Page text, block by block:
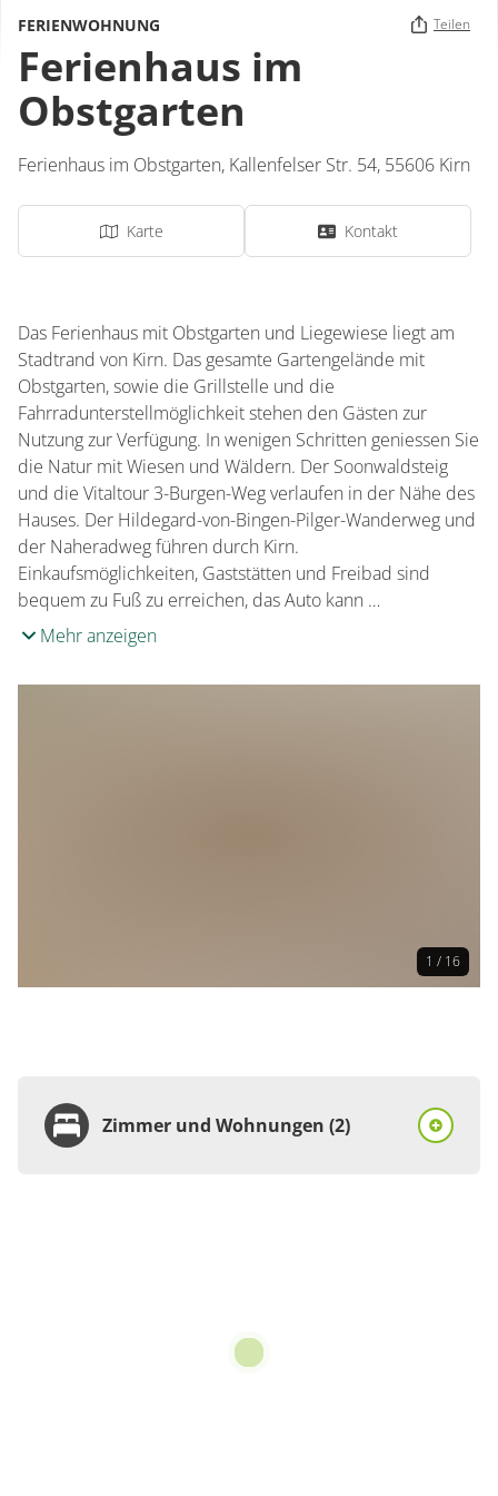
FERIENWOHNUNG Teilen
Ferienhaus im
Obstgarten
Ferienhaus im Obstgarten, Kallenfelser Str. 54, 55606 Kirn
Karte Kontakt
Das Ferienhaus mit Obstgarten und Liegewiese liegt am
Stadtrand von Kirn. Das gesamte Gartengelände mit
Obstgarten, sowie die Grillstelle und die
Fahrradunterstellmöglichkeit stehen den Gästen zur
Nutzung zur Verfügung. In wenigen Schritten geniessen Sie
die Natur mit Wiesen und Wäldern. Der Soonwaldsteig
und die Vitaltour 3-Burgen-Weg verlaufen in der Nähe des
Hauses. Der Hildegard-von-Bingen-Pilger-Wanderweg und
der Naheradweg führen durch Kirn.
Einkaufsmöglichkeiten, Gaststätten und Freibad sind
bequem zu Fuß zu erreichen, das Auto kann …
Mehr anzeigen
1 / 16
Zimmer und Wohnungen (2)
pro Einheit/Nacht